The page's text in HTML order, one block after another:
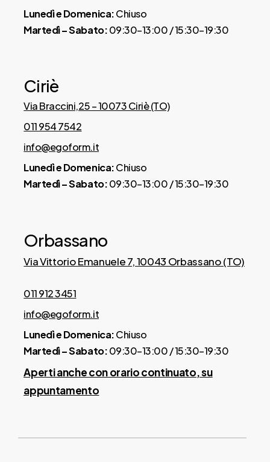
Lunedì e Domenica:Chiuso
Martedì – Sabato:09:30–13:00 / 15:30–19:30
Ciriè
Via Braccini,25 – 10073 Ciriè (TO)
011 954 7542
info@egoform.it
Lunedì e Domenica:Chiuso
Martedì – Sabato:09:30–13:00 / 15:30–19:30
Orbassano
Via Vittorio Emanuele 7, 10043 Orbassano (TO)
011 912 3451
info@egoform.it
Lunedì e Domenica:Chiuso
Martedì – Sabato:09:30–13:00 / 15:30–19:30
Aperti anche con orario continuato, su
appuntamento